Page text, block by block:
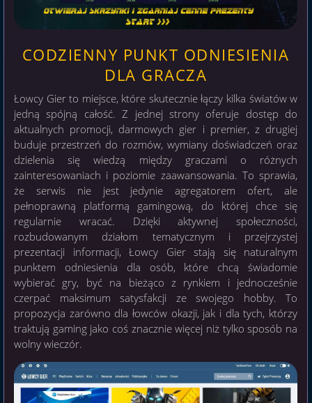
CODZIENNY PUNKT ODNIESIENIA
DLA GRACZA
Łowcy Gier to miejsce, które skutecznie łączy kilka światów w
jedną spójną całość. Z jednej strony oferuje dostęp do
aktualnych promocji, darmowych gier i premier, z drugiej
buduje przestrzeń do rozmów, wymiany doświadczeń oraz
dzielenia się wiedzą między graczami o różnych
zainteresowaniach i poziomie zaawansowania. To sprawia,
że serwis nie jest jedynie agregatorem ofert, ale
pełnoprawną platformą gamingową, do której chce się
regularnie wracać. Dzięki aktywnej społeczności,
rozbudowanym działom tematycznym i przejrzystej
prezentacji informacji, Łowcy Gier stają się naturalnym
punktem odniesienia dla osób, które chcą świadomie
wybierać gry, być na bieżąco z rynkiem i jednocześnie
czerpać maksimum satysfakcji ze swojego hobby. To
propozycja zarówno dla łowców okazji, jak i dla tych, którzy
traktują gaming jako coś znacznie więcej niż tylko sposób na
wolny wieczór.